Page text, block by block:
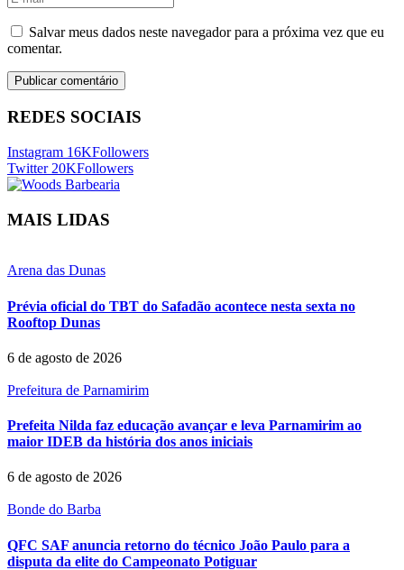
Salvar meus dados neste navegador para a próxima vez que eu
comentar.
REDES SOCIAIS
Instagram 16KFollowers
Twitter 20KFollowers
MAIS LIDAS
Arena das Dunas
Prévia oficial do TBT do Safadão acontece nesta sexta no
Rooftop Dunas
6 de agosto de 2026
Prefeitura de Parnamirim
Prefeita Nilda faz educação avançar e leva Parnamirim ao
maior IDEB da história dos anos iniciais
6 de agosto de 2026
Bonde do Barba
QFC SAF anuncia retorno do técnico João Paulo para a
disputa da elite do Campeonato Potiguar